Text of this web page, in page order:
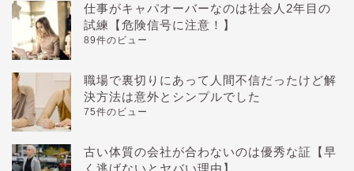
仕事がキャパオーバーなのは社会人2年目の
試練【危険信号に注意！】
89件のビュー
職場で裏切りにあって人間不信だったけど解
決方法は意外とシンプルでした
75件のビュー
古い体質の会社が合わないのは優秀な証【早